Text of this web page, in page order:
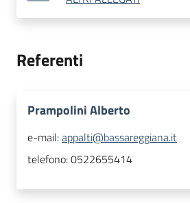
Referenti
Prampolini Alberto
e-mail:appalti@bassareggiana.it
telefono:0522655414